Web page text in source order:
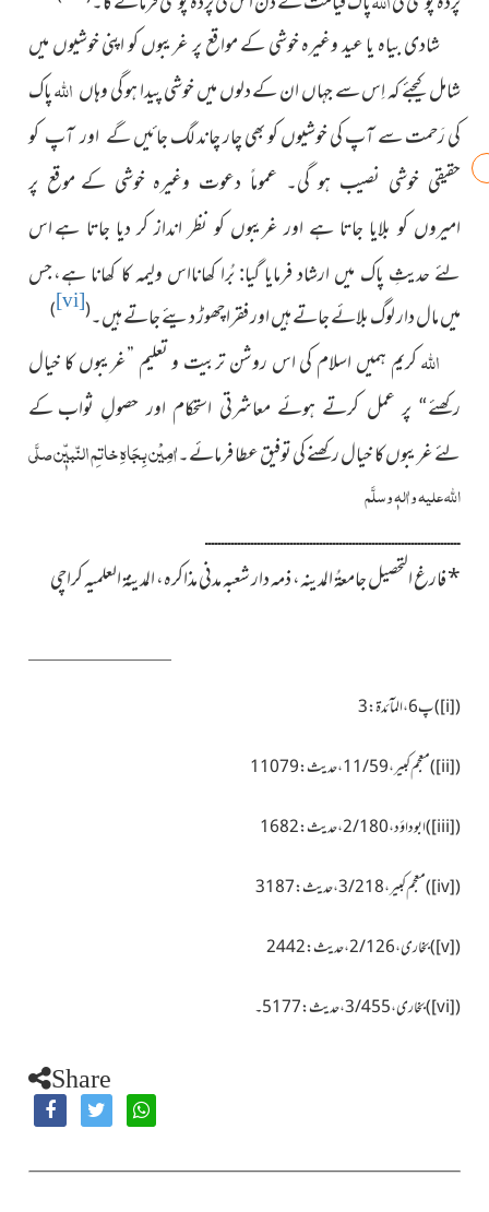
شادی بیاہ یا عید وغیرہ خوشی کے مواقع پر غریبوں کو اپنی خوشیوںمیں
شامل کیجئے کہ اِس سے جہاں ان کے دلوں میں خوشی پیدا ہو گیوہاں اللہپاک
کی رَحمت سے آپ کی خوشیوں کو بھی چار چاند لگ جائیںگے اور آپ کو
حقیقی خوشی نصیب ہو گی۔ عموماً دعوت وغیرہ خوشی کے موقع پر
امیروں کو بلایا جاتا ہے اور غریبوں کو نظر انداز کر دیا جاتا ہےاس
لئے حدیثِ پاک میں ارشاد فرمایا گیا: بُرا کھانااس ولیمہ کا کھانا ہے،جس
میں مال دار لوگ بلائے جاتے ہیں اور فقرا چھوڑ دیئے جاتے ہیں۔(
[vi]
)
اللہکریم ہمیں اسلام کی اس روشن تربیت و تعلیم ”غریبوں کاخیال
رکھئے“ پر عمل کرتے ہوئے معاشرتی استحکام اور حصولِ ثوابکے
لئے غریبوں کا خیال رکھنے کی توفیق عطا فرمائے۔اٰمِیْن بِجَاہِ خاتمِ النّبیّٖنصلَّی
اللہ علیہ واٰلہٖ وسلَّم
ــــــــــــــــــــــــــــــــــــــــــــــــــــــــــــــــــــــــــــــ
*فارغ التحصیل جامعۃُ المدینہ، ذمہ دار شعبہ مدنی مذاکرہ، المدینۃ العلمیہ کراچی
(
[i])پ6،المآئدۃ:3
(
[ii])معجم کبیر،11/59، حدیث:11079
(
[iii])ابوداؤد،2/180، حدیث:1682
(
[iv])معجم کبیر، 3/218، حدیث:3187
(
[v])بخاری، 2/126، حدیث:2442
(
[vi])بخاری، 3/455، حديث:5177۔
Share